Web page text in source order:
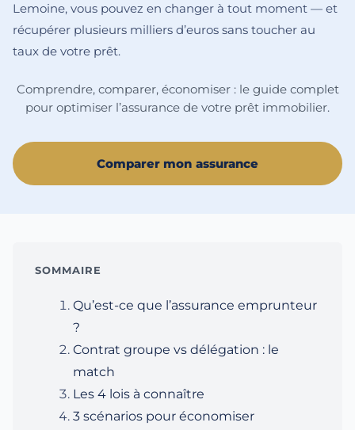
Lemoine, vous pouvez en changer à tout moment — et
récupérer plusieurs milliers d’euros sans toucher au
taux de votre prêt.
Comprendre, comparer, économiser : le guide complet
pour optimiser l’assurance de votre prêt immobilier.
Comparer mon assurance
SOMMAIRE
Qu’est-ce que l’assurance emprunteur
?
Contrat groupe vs délégation : le
match
Les 4 lois à connaître
3 scénarios pour économiser